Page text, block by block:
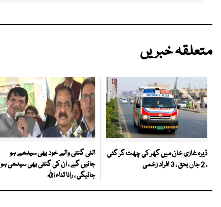
متعلقہ خبریں
ڈیرہ غازی خان میں گھر کی چھت گر گئی
، 2 جاں بحق ، 3 افراد زخمی
الٹی گنتی والے خود بھی سیدھے ہو
جائیں گے ، ان کی گنتی بھی سیدھی ہو
جائیگی ، رانا ثناء اللہ